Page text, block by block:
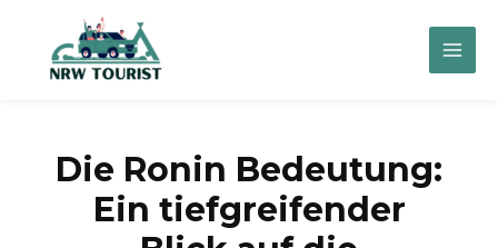
springen
Main
Die Ronin Bedeutung:
Ein tiefgreifender